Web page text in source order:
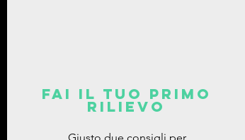
FAI IL TUO PRIMO
RILIEVO